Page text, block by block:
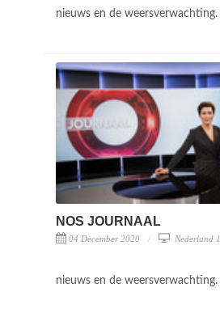
nieuws en de weersverwachting.
NOS JOURNAAL
04 December 2020 Nederland 1
nieuws en de weersverwachting.